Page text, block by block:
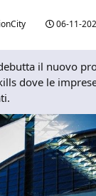
06-11-
il nuovo
dove le